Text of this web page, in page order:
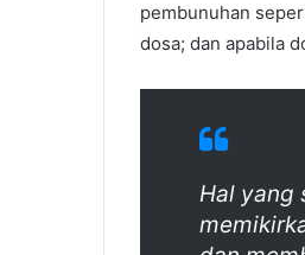
pembunuhan
dosa; dan apabila
Hal yang